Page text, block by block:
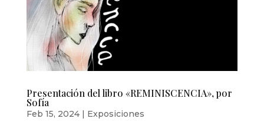
Presentación del libro «REMINISCENCIA», por
Sofía
Feb 15, 2024| Exposiciones